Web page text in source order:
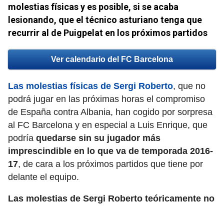
molestias físicas y es posible, si se acaba
lesionando, que el técnico asturiano tenga que
recurrir al de Puigpelat en los próximos partidos
Ver calendario del FC Barcelona
Las molestias físicas de Sergi Roberto, que no
podrá jugar en las próximas horas el compromiso
de España contra Albania, han cogido por sorpresa
al FC Barcelona y en especial a Luis Enrique, que
podría quedarse sin su jugador más
imprescindible en lo que va de temporada 2016-
17, de cara a los próximos partidos que tiene por
delante el equipo.
Las molestias de Sergi Roberto teóricamente no